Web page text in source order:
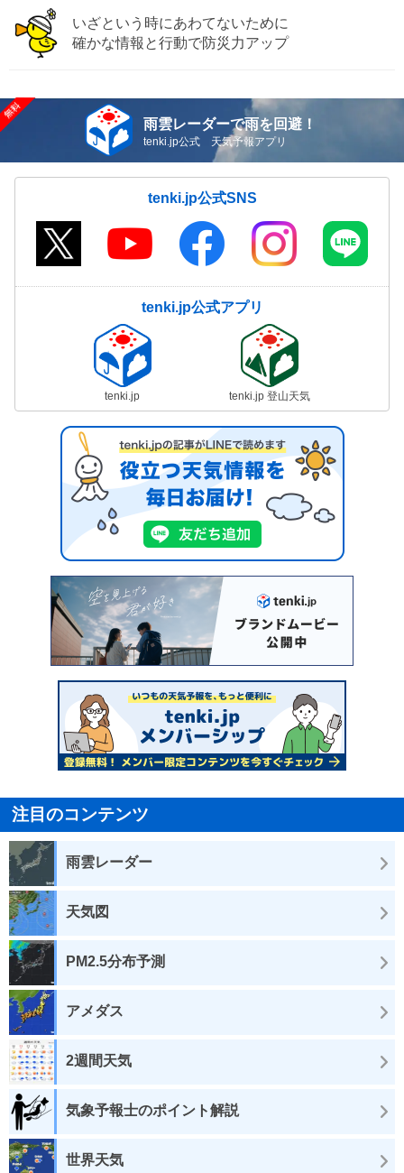
いざという時にあわてないために
確かな情報と行動で防災力アップ
雨雲レーダーで雨を回避！
tenki.jp公式 天気予報アプリ
tenki.jp公式SNS
tenki.jp公式アプリ
tenki.jp tenki.jp 登山天気
注目のコンテンツ
雨雲レーダー
天気図
PM2.5分布予測
アメダス
2週間天気
気象予報士のポイント解説
世界天気